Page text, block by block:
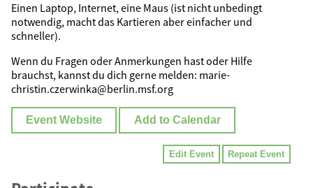
Einen Laptop, Internet, eine Maus (ist nicht unbedingt
notwendig, macht das Kartieren aber einfacher und
schneller).
Wenn du Fragen oder Anmerkungen hast oder Hilfe
brauchst, kannst du dich gerne melden: marie-
christin.czerwinka@berlin.msf.org
Event Website Add to Calendar
Edit Event Repeat Event